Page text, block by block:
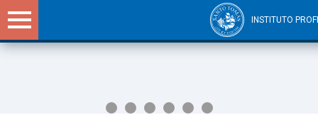
INSTITUTO